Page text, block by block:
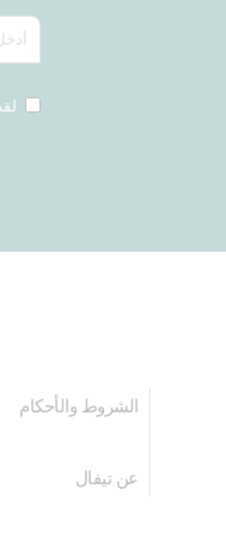
الشروط والأحكام
عن تيفال